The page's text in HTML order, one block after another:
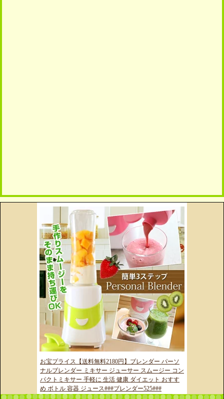
お宝プライス【送料無料2180円】ブレンダー パーソ
ナルブレンダー ミキサー ジューサー スムージー コン
パクトミキサー 手軽に 生活 健康 ダイエット おすす
め ボトル 容器 ジュース###ブレンダー525###